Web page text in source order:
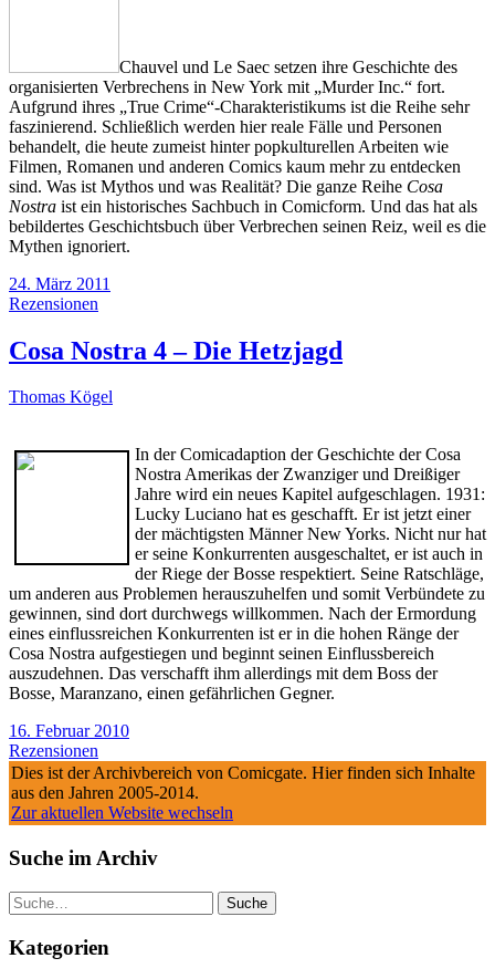
Chauvel und Le Saec setzen ihre Geschichte des
organisierten Verbrechens in New York mit „Murder Inc.“ fort.
Aufgrund ihres „True Crime“-Charakteristikums ist die Reihe sehr
faszinierend. Schließlich werden hier reale Fälle und Personen
behandelt, die heute zumeist hinter popkulturellen Arbeiten wie
Filmen, Romanen und anderen Comics kaum mehr zu entdecken
sind. Was ist Mythos und was Realität? Die ganze Reihe Cosa
Nostra ist ein historisches Sachbuch in Comicform. Und das hat als
bebildertes Geschichtsbuch über Verbrechen seinen Reiz, weil es die
Mythen ignoriert.
24. März 2011
Rezensionen
Cosa Nostra 4 – Die Hetzjagd
Thomas Kögel
In der Comicadaption der Geschichte der Cosa
Nostra Amerikas der Zwanziger und Dreißiger
Jahre wird ein neues Kapitel aufgeschlagen. 1931:
Lucky Luciano hat es geschafft. Er ist jetzt einer
der mächtigsten Männer New Yorks. Nicht nur hat
er seine Konkurrenten ausgeschaltet, er ist auch in
der Riege der Bosse respektiert. Seine Ratschläge,
um anderen aus Problemen herauszuhelfen und somit Verbündete zu
gewinnen, sind dort durchwegs willkommen. Nach der Ermordung
eines einflussreichen Konkurrenten ist er in die hohen Ränge der
Cosa Nostra aufgestiegen und beginnt seinen Einflussbereich
auszudehnen. Das verschafft ihm allerdings mit dem Boss der
Bosse, Maranzano, einen gefährlichen Gegner.
16. Februar 2010
Rezensionen
Dies ist der Archivbereich von Comicgate. Hier finden sich Inhalte
aus den Jahren 2005-2014.
Zur aktuellen Website wechseln
Suche im Archiv
Suche
Kategorien